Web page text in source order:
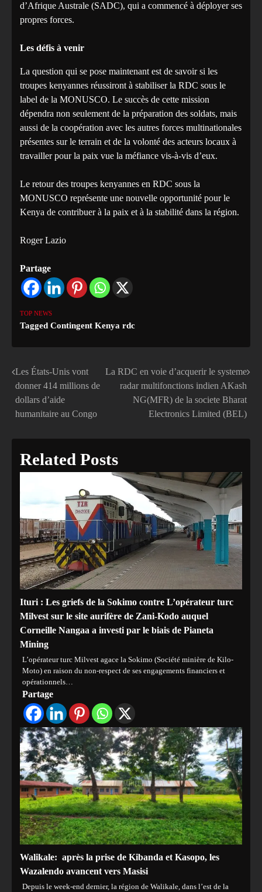
d’Afrique Australe (SADC), qui a commencé à déployer ses
propres forces.
Les défis à venir
La question qui se pose maintenant est de savoir si les
troupes kenyannes réussiront à stabiliser la RDC sous le
label de la MONUSCO. Le succès de cette mission
dépendra non seulement de la préparation des soldats, mais
aussi de la coopération avec les autres forces multinationales
présentes sur le terrain et de la volonté des acteurs locaux à
travailler pour la paix vue la méfiance vis-à-vis d’eux.
Le retour des troupes kenyannes en RDC sous la
MONUSCO représente une nouvelle opportunité pour le
Kenya de contribuer à la paix et à la stabilité dans la région.
Roger Lazio
Partage
TOP NEWS
Tagged Contingent Kenya rdc
Navigation
de
l’article
Les États-Unis vont
donner 414 millions de
dollars d’aide
humanitaire au Congo
La RDC en voie d’acquerir le systeme
radar multifonctions indien AKash
NG(MFR) de la societe Bharat
Electronics Limited (BEL)
Related Posts
Ituri : Les griefs de la Sokimo contre L’opérateur turc
Milvest sur le site aurifère de Zani-Kodo auquel
Corneille Nangaa a investi par le biais de Pianeta
Mining
L’opérateur turc Milvest agace la Sokimo (Société minière de Kilo-
Moto) en raison du non-respect de ses engagements financiers et
opérationnels…
Partage
Walikale: après la prise de Kibanda et Kasopo, les
Wazalendo avancent vers Masisi
Depuis le week-end dernier, la région de Walikale, dans l’est de la